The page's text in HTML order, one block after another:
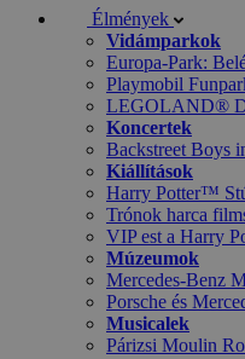
Élmények
Vidámparkok
Europa-Park:
Playmobil
LEGOLAND®
Koncertek
Backstreet Boys
Kiállítások
Harry Potter™
Trónok harca
VIP est a Harry
Múzeumok
Mercedes-Benz
Porsche és
Musicalek
Párizsi Moulin